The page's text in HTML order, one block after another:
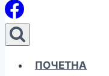
ПОЧЕТНА